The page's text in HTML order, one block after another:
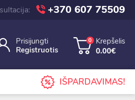
+370 607 75509
Prisijungti
Registruotis
0
Krepšelis
0.00€
IŠPARDAVIMAS!